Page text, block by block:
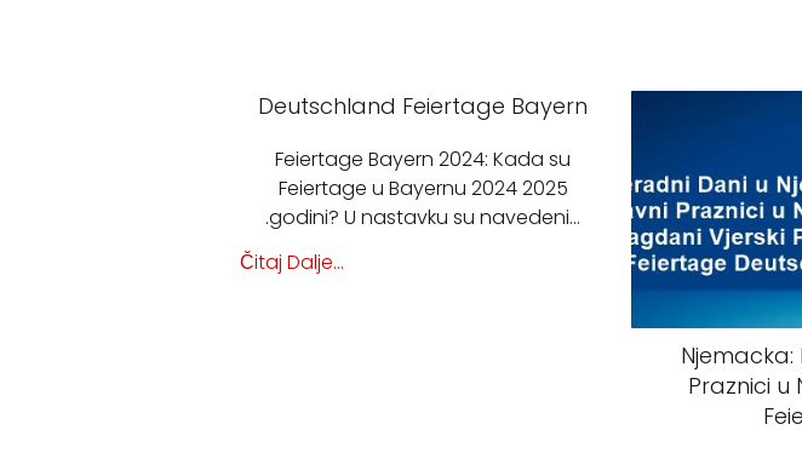
Deutschland Feiertage Bayern
Feiertage Bayern 2024: Kada su
Feiertage u Bayernu 2024 2025
.godini? U nastavku su navedeni…
Čitaj Dalje...
Njemacka:
Praznici u